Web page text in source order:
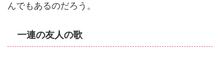
んでもあるのだろう。
一連の友人の歌